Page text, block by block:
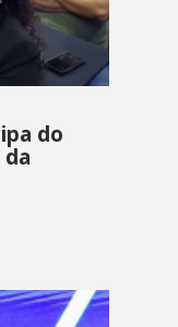
do